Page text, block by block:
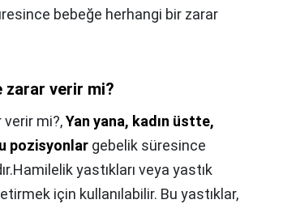
bebeğe herhangi bir zarar
zarar verir mi?
mi?,Yan yana, kadın üstte,
pozisyonlar gebelik süresince
yastıkları veya yastık
için kullanılabilir. Bu yastıklar,